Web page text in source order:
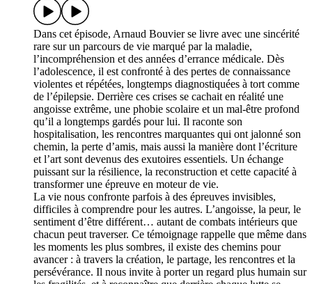
Dans cet épisode, Arnaud Bouvier se livre avec une sincérité
rare sur un parcours de vie marqué par la maladie,
l’incompréhension et des années d’errance médicale. Dès
l’adolescence, il est confronté à des pertes de connaissance
violentes et répétées, longtemps diagnostiquées à tort comme
de l’épilepsie. Derrière ces crises se cachait en réalité une
angoisse extrême, une phobie scolaire et un mal-être profond
qu’il a longtemps gardés pour lui. Il raconte son
hospitalisation, les rencontres marquantes qui ont jalonné son
chemin, la perte d’amis, mais aussi la manière dont l’écriture
et l’art sont devenus des exutoires essentiels. Un échange
puissant sur la résilience, la reconstruction et cette capacité à
transformer une épreuve en moteur de vie.
La vie nous confronte parfois à des épreuves invisibles,
difficiles à comprendre pour les autres. L’angoisse, la peur, le
sentiment d’être différent… autant de combats intérieurs que
chacun peut traverser. Ce témoignage rappelle que même dans
les moments les plus sombres, il existe des chemins pour
avancer : à travers la création, le partage, les rencontres et la
persévérance. Il nous invite à porter un regard plus humain sur